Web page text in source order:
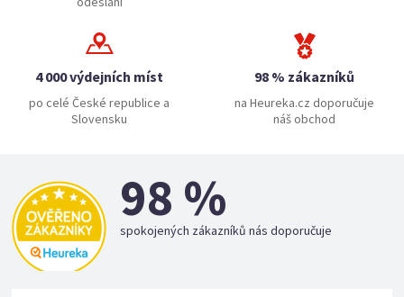
4 000 výdejních míst
po celé České republice a
Slovensku
98 % zákazníků
na Heureka.cz doporučuje
náš obchod
98 %
spokojených zákazníků nás doporučuje